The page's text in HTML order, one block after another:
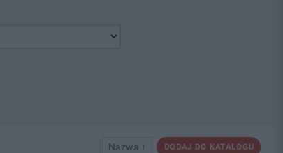
DODAJ DO KATALOGU
Nazwa ↑